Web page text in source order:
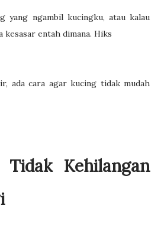
yang ngambil kucingku, atau kalau
kesasar entah dimana. Hiks
ada cara agar kucing tidak mudah
Kehilangan